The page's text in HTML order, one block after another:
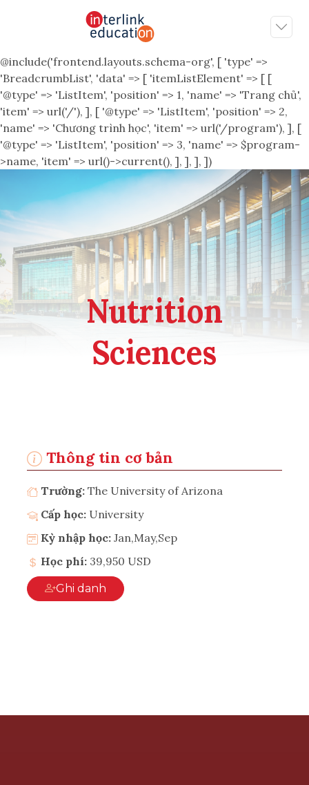
@include('frontend.layouts.schema-org', [ 'type' =>
'BreadcrumbList', 'data' => [ 'itemListElement' => [ [
'@type' => 'ListItem', 'position' => 1, 'name' => 'Trang chủ',
'item' => url('/'), ], [ '@type' => 'ListItem', 'position' => 2,
'name' => 'Chương trình học', 'item' => url('/program'), ], [
'@type' => 'ListItem', 'position' => 3, 'name' => $program-
>name, 'item' => url()->current(), ], ], ], ])
Nutrition
Sciences
Thông tin cơ bản
Trường: The University of Arizona
Cấp học: University
Kỳ nhập học: Jan,May,Sep
Học phí: 39,950 USD
Ghi danh